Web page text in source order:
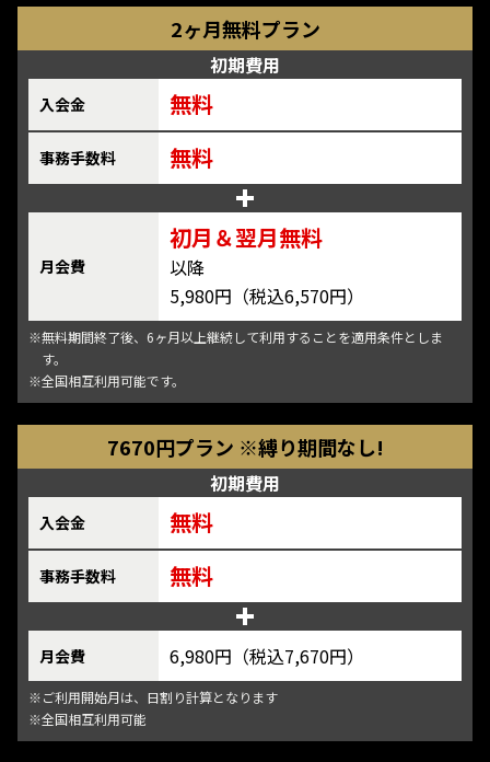
2ヶ月無料プラン
初期費用
入会金 無料
事務手数料 無料
月会費
初月 ＆翌月無料
以降
5,980円（税込6,570円）
※無料期間終了後、6ヶ月以上継続して利用することを適用条件としま
す。
※全国相互利用可能です。
7670円プラン ※縛り期間なし!
初期費用
入会金 無料
事務手数料 無料
月会費 6,980円（税込7,670円）
※ご利用開始月は、日割り計算となります
※全国相互利用可能